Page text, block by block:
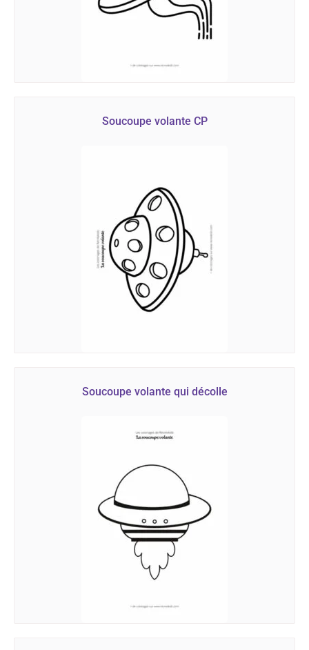
Soucoupe volante CP
Soucoupe volante qui décolle